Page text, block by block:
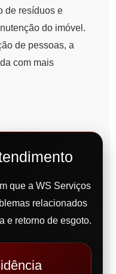
de resíduos e
do imóvel.
de pessoas, a
com mais
que a WS Serviços
relacionados
e retorno de esgoto.